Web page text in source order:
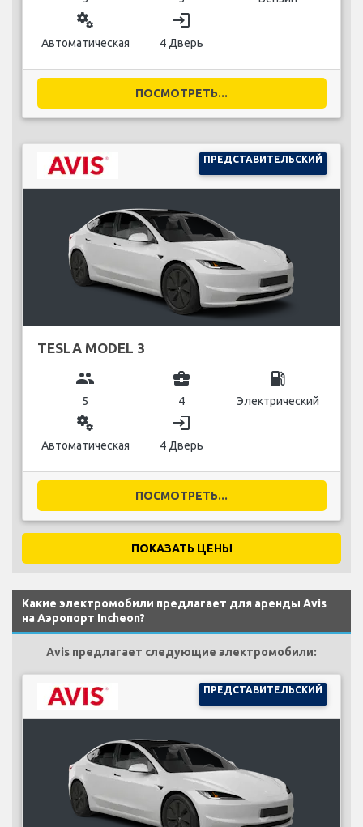
miscellaneous_services
Автоматическая
login
4 Дверь
ПОСМОТРЕТЬ...
ПРЕДСТАВИТЕЛЬСКИЙ
TESLA MODEL 3
group
5
business_center
4
local_gas_station
Электрический
miscellaneous_services
Автоматическая
login
4 Дверь
ПОСМОТРЕТЬ...
ПОКАЗАТЬ ЦЕНЫ
Какие электромобили предлагает для аренды Avis
на Аэропорт Incheon?
Avis предлагает следующие электромобили:
ПРЕДСТАВИТЕЛЬСКИЙ